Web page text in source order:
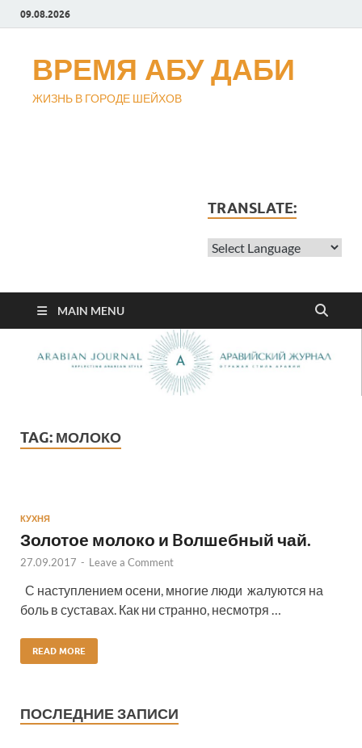
09.08.2026
ВРЕМЯ АБУ ДАБИ
ЖИЗНЬ В ГОРОДЕ ШЕЙХОВ
TRANSLATE:
MAIN MENU
TAG: МОЛОКО
КУХНЯ
Золотое молоко и Bолшебный чай.
27.09.2017 - Leave a Comment
С наступлением осени, многие люди жалуются на
боль в суставах. Как ни странно, несмотря …
READ MORE
ПОСЛЕДНИЕ ЗАПИСИ